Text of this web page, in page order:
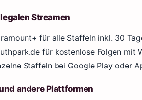
Streamen
für alle Staffeln inkl. 30
für kostenlose Folgen mit
Staffeln bei Google Play oder
andere Plattformen